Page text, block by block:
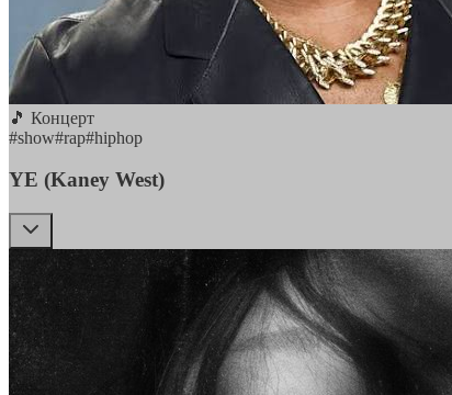
🎵 Концерт
#show#rap#hiphop
YE (Kaney West)